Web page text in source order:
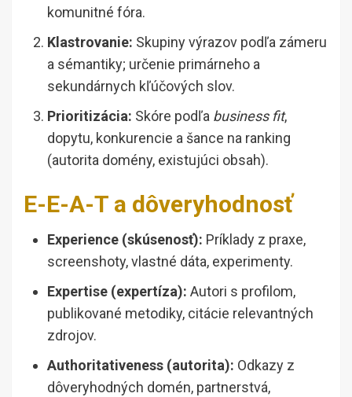
komunitné fóra.
Klastrovanie: Skupiny výrazov podľa zámeru
a sémantiky; určenie primárneho a
sekundárnych kľúčových slov.
Prioritizácia: Skóre podľa business fit,
dopytu, konkurencie a šance na ranking
(autorita domény, existujúci obsah).
E-E-A-T a dôveryhodnosť
Experience (skúsenosť): Príklady z praxe,
screenshoty, vlastné dáta, experimenty.
Expertise (expertíza): Autori s profilom,
publikované metodiky, citácie relevantných
zdrojov.
Authoritativeness (autorita): Odkazy z
dôveryhodných domén, partnerstvá,